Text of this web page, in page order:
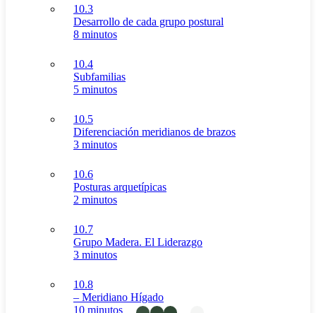
10.3
Desarrollo de cada grupo postural
8 minutos
10.4
Subfamilias
5 minutos
10.5
Diferenciación meridianos de brazos
3 minutos
10.6
Posturas arquetípicas
2 minutos
10.7
Grupo Madera. El Liderazgo
3 minutos
10.8
– Meridiano Hígado
10 minutos